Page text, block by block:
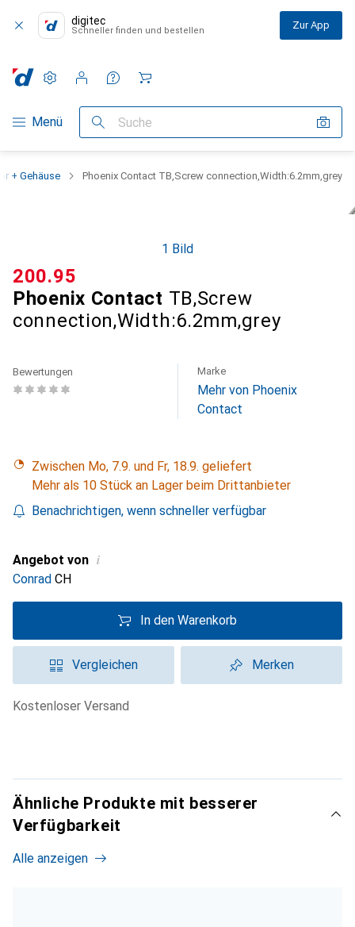
digitec
Schneller finden und bestellen Zur App
Navigation nach Kategorien
Menü Suche
Einstellungen
Kundenkonto
Vergleichslisten
Merklisten
Warenkorb
+ Gehäuse Phoenix Contact TB,Screw connection,Width:6.2mm,grey
1 Bild
Phoenix Contact TB,Screw
connection,Width:6.2mm,grey
CHF
200.95
Bewertungen Marke
Mehr von Phoenix
Contact
Zwischen Mo, 7.9. und Fr, 18.9. geliefert
Mehr als 10 Stück an Lager beim Drittanbieter
Benachrichtigen, wenn schneller verfügbar
Angebot von i
Conrad CH
In den Warenkorb
Vergleichen Merken
kostenloser Versand
Ähnliche Produkte mit besserer
Verfügbarkeit
Alle anzeigen